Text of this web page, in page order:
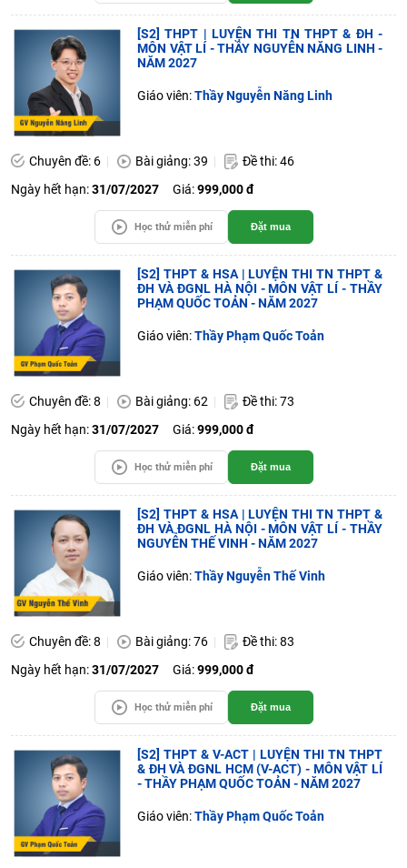
[S2] THPT | LUYỆN THI TN THPT & ĐH -
MÔN VẬT LÍ - THẦY NGUYỄN NĂNG LINH -
NĂM 2027
Giáo viên:Thầy Nguyễn Năng Linh
Chuyên đề: 6 Bài giảng: 39
Đề thi: 46
Ngày hết hạn:31/07/2027 Giá:999,000 đ
Học thử miễn phí Đặt mua
[S2] THPT & HSA | LUYỆN THI TN THPT &
ĐH VÀ ĐGNL HÀ NỘI - MÔN VẬT LÍ - THẦY
PHẠM QUỐC TOẢN - NĂM 2027
Giáo viên:Thầy Phạm Quốc Toản
Chuyên đề: 8 Bài giảng: 62
Đề thi: 73
Ngày hết hạn:31/07/2027 Giá:999,000 đ
Học thử miễn phí Đặt mua
[S2] THPT & HSA | LUYỆN THI TN THPT &
ĐH VÀ ĐGNL HÀ NỘI - MÔN VẬT LÍ - THẦY
NGUYỄN THẾ VINH - NĂM 2027
Giáo viên:Thầy Nguyễn Thế Vinh
Chuyên đề: 8 Bài giảng: 76
Đề thi: 83
Ngày hết hạn:31/07/2027 Giá:999,000 đ
Học thử miễn phí Đặt mua
[S2] THPT & V-ACT | LUYỆN THI TN THPT
& ĐH VÀ ĐGNL HCM (V-ACT) - MÔN VẬT LÍ
- THẦY PHẠM QUỐC TOẢN - NĂM 2027
Giáo viên:Thầy Phạm Quốc Toản